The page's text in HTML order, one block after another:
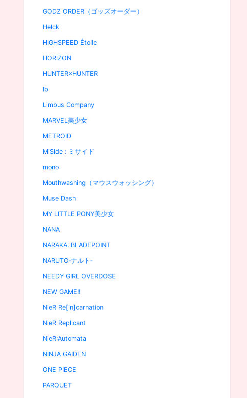
GODZ ORDER（ゴッズオーダー）
Helck
HIGHSPEED Étoile
HORIZON
HUNTER×HUNTER
Ib
Limbus Company
MARVEL美少女
METROID
MiSide : ミサイド
mono
Mouthwashing（マウスウォッシング）
Muse Dash
MY LITTLE PONY美少女
NANA
NARAKA: BLADEPOINT
NARUTO‐ナルト‐
NEEDY GIRL OVERDOSE
NEW GAME!!
NieR Re[in]carnation
NieR Replicant
NieR:Automata
NINJA GAIDEN
ONE PIECE
PARQUET